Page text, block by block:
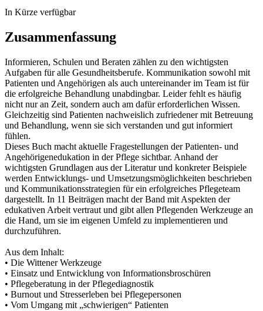
In Kürze verfügbar
Zusammenfassung
Informieren, Schulen und Beraten zählen zu den wichtigsten
Aufgaben für alle Gesundheitsberufe. Kommunikation sowohl mit
Patienten und Angehörigen als auch untereinander im Team ist für
die erfolgreiche Behandlung unabdingbar. Leider fehlt es häufig
nicht nur an Zeit, sondern auch am dafür erforderlichen Wissen.
Gleichzeitig sind Patienten nachweislich zufriedener mit Betreuung
und Behandlung, wenn sie sich verstanden und gut informiert
fühlen.
Dieses Buch macht aktuelle Fragestellungen der Patienten- und
Angehörigenedukation in der Pflege sichtbar. Anhand der
wichtigsten Grundlagen aus der Literatur und konkreter Beispiele
werden Entwicklungs- und Umsetzungsmöglichkeiten beschrieben
und Kommunikationsstrategien für ein erfolgreiches Pflegeteam
dargestellt. In 11 Beiträgen macht der Band mit Aspekten der
edukativen Arbeit vertraut und gibt allen Pflegenden Werkzeuge an
die Hand, um sie im eigenen Umfeld zu implementieren und
durchzuführen.
Aus dem Inhalt:
• Die Wittener Werkzeuge
• Einsatz und Entwicklung von Informationsbroschüren
• Pflegeberatung in der Pflegediagnostik
• Burnout und Stresserleben bei Pflegepersonen
• Vom Umgang mit „schwierigen“ Patienten